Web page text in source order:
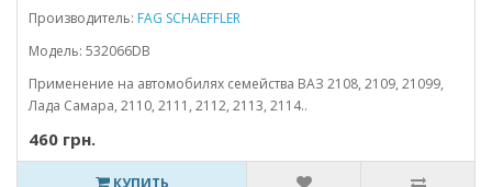
Производитель: FAG SCHAEFFLER
Модель: 532066DB
Применение на автомобилях семейства ВАЗ 2108, 2109, 21099,
Лада Самара, 2110, 2111, 2112, 2113, 2114..
460 грн.
КУПИТЬ